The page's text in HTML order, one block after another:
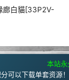
廊白貓[33P2V-
本站
可以下载单套资源